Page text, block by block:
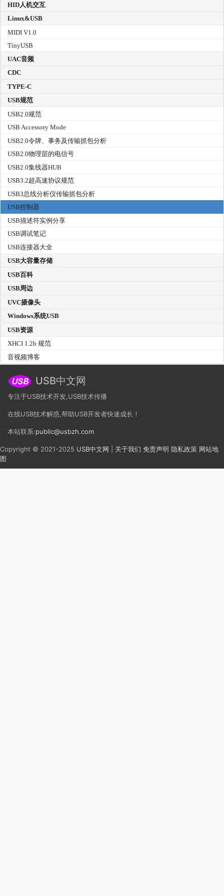
HID人机交互
Linux&USB
MIDI V1.0
TinyUSB
UAC音频
CDC
TYPE-C
USB规范
USB2.0规范
USB Accessory Mode
USB2.0令牌、事务及传输抓包分析
USB2.0物理层的电信号
USB2.0集线器HUB
USB3.2超高速协议规范
USB3总线分析仪传输抓包分析
USB控制器
USB描述符实例分享
USB调试笔记
USB连接器大全
USB大容量存储
USB百科
USB周边
UVC摄像头
Windows系统USB
USB资源
XHCI 1.2b 规范
音视频博客
USB中文网
专注于USB技术开发,USB技术传播
在线USB技术解惑,帮助USB开发者快速成长！
本站联系:public@usbzh.com
Copyright © 2021-2025 USB中文网 关于我们 免责声明 隐私政策 网站地
图